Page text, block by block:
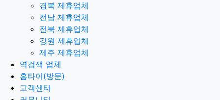
경북 제휴업체
전남 제휴업체
전북 제휴업체
강원 제휴업체
제주 제휴업체
역검색 업체
홈타이(방문)
고객센터